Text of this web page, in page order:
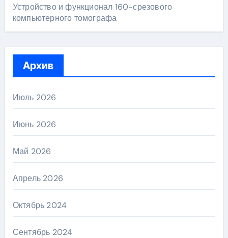
Устройство и функционал 160-срезового
компьютерного томографа
Архив
Июль 2026
Июнь 2026
Май 2026
Апрель 2026
Октябрь 2024
Сентябрь 2024